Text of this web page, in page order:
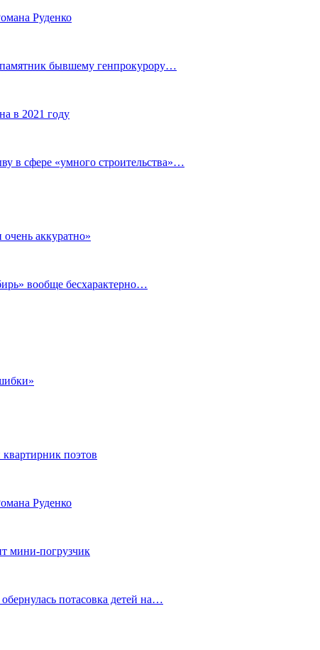
Руденко
бывшему генпрокурору…
в 2021 году
в сфере «умного строительства»…
аккуратно»
вообще бесхарактерно…
поэтов
Руденко
мини-погрузчик
потасовка детей на…